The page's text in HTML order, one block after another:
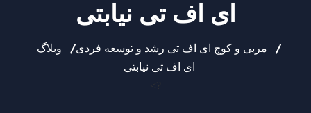
ای اف تی نیابتی
مربی و کوچ ای اف تی رشد و توسعه فردی
وبلاگ
ای اف تی نیابتی
?>